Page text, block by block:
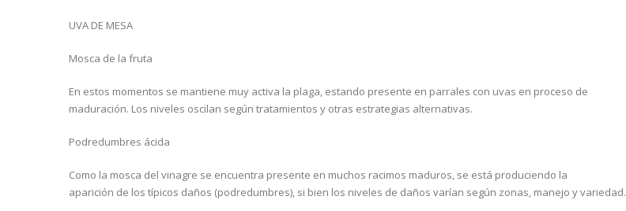
UVA DE MESA
Mosca de la fruta
En estos momentos se mantiene muy activa la plaga, estando presente en parrales con uvas en proceso de
maduración. Los niveles oscilan según tratamientos y otras estrategias alternativas.
Podredumbres ácida
Como la mosca del vinagre se encuentra presente en muchos racimos maduros, se está produciendo la
aparición de los típicos daños (podredumbres), si bien los niveles de daños varían según zonas, manejo y variedad.